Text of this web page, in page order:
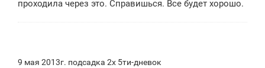
проходила через это. Справишься. Все будет хорошо.
9 мая 2013г. подсадка 2х 5ти-дневок